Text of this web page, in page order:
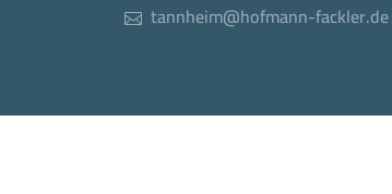
tannheim@hofmann-fackler.de